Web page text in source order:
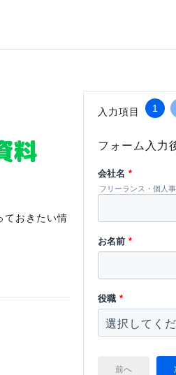
料
ておきたい情
入力項目 1
フォーム入力
会社名 *
フリーランス・個人
お名前 *
役職 *
前へ